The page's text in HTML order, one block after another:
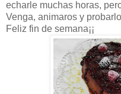
echarle muchas horas,
Venga, animaros y
Feliz fin de semana¡¡